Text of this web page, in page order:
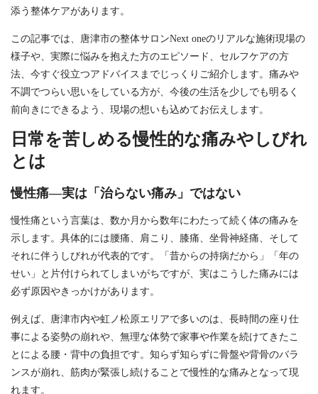
添う整体ケアがあります。
この記事では、唐津市の整体サロンNext oneのリアルな施術現場の
様子や、実際に悩みを抱えた方のエピソード、セルフケアの方
法、今すぐ役立つアドバイスまでじっくりご紹介します。痛みや
不調でつらい思いをしている方が、今後の生活を少しでも明るく
前向きにできるよう、現場の想いも込めてお伝えします。
日常を苦しめる慢性的な痛みやしびれ
とは
慢性痛―実は「治らない痛み」ではない
慢性痛という言葉は、数か月から数年にわたって続く体の痛みを
示します。具体的には腰痛、肩こり、膝痛、坐骨神経痛、そして
それに伴うしびれが代表的です。「昔からの持病だから」「年の
せい」と片付けられてしまいがちですが、実はこうした痛みには
必ず原因やきっかけがあります。
例えば、唐津市内や虹ノ松原エリアで多いのは、長時間の座り仕
事による姿勢の崩れや、無理な体勢で家事や作業を続けてきたこ
とによる腰・背中の負担です。知らず知らずに骨盤や背骨のバラ
ンスが崩れ、筋肉が緊張し続けることで慢性的な痛みとなって現
れます。